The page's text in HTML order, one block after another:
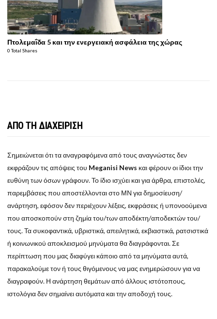
Πτολεμαΐδα 5 και την ενεργειακή ασφάλεια της χώρας
0 Total Shares
ΑΠΟ ΤΗ ΔΙΑΧΕΙΡΙΣΗ
Σημειώνεται ότι τα αναγραφόμενα από τους αναγνώστες δεν
εκφράζουν τις απόψεις του Meganisi News και φέρουν οι ίδιοι την
ευθύνη των όσων γράφουν. Το ίδιο ισχύει και για άρθρα, επιστολές,
παρεμβάσεις που αποστέλλονται στο ΜΝ για δημοσίευση/
ανάρτηση, εφόσον δεν περιέχουν λέξεις, εκφράσεις ή υπονοούμενα
που αποσκοπούν στη ζημία του/των αποδέκτη/αποδεκτών του/
τους. Τα συκοφαντικά, υβριστικά, απειλητικά, εκβιαστικά, ρατσιστικά
ή κοινωνικού αποκλεισμού μηνύματα θα διαγράφονται. Σε
περίπτωση που μας διαφύγει κάποιο από τα μηνύματα αυτά,
παρακαλούμε τον ή τους θιγόμενους να μας ενημερώσουν για να
διαγραφούν. Η ανάρτηση θεμάτων από άλλους ιστότοπους,
ιστολόγια δεν σημαίνει αυτόματα και την αποδοχή τους.